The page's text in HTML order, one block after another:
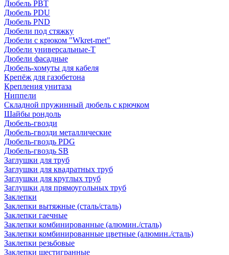
Дюбель PBT
Дюбель PDU
Дюбель PND
Дюбели под стяжку
Дюбели с крюком "Wkret-met"
Дюбели универсальные-Т
Дюбели фасадные
Дюбель-хомуты для кабеля
Крепёж для газобетона
Крепления унитаза
Ниппели
Складной пружинный дюбель с крючком
Шайбы рондоль
Дюбель-гвозди
Дюбель-гвозди металлические
Дюбель-гвоздь PDG
Дюбель-гвоздь SB
Заглушки для труб
Заглушки для квадратных труб
Заглушки для круглых труб
Заглушки для прямоугольных труб
Заклепки
Заклепки вытяжные (сталь/сталь)
Заклепки гаечные
Заклепки комбинированные (алюмин./сталь)
Заклепки комбинированные цветные (алюмин./сталь)
Заклепки резьбовые
Заклепки шестигранные